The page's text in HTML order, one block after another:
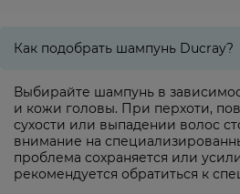
Как подобрать шампунь Ducray?
Выбирайте шампунь в
и кожи головы. При перхоти,
сухости или выпадении волос
внимание на
проблема сохраняется или
рекомендуется обратиться к